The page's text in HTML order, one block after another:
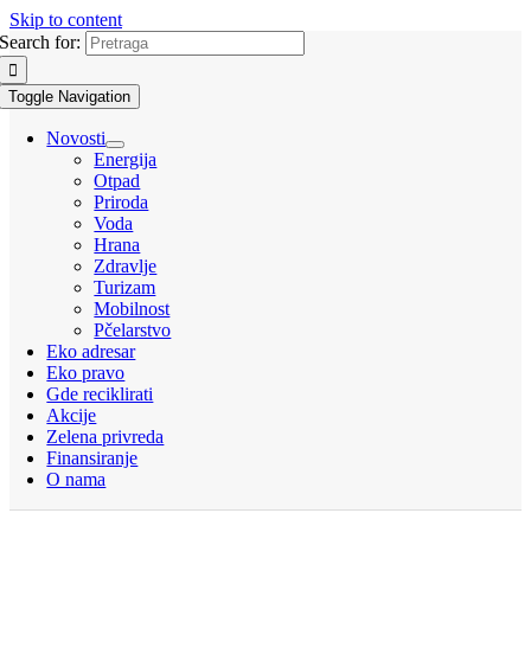
Skip to content
Search for:
Toggle Navigation
Novosti
Energija
Otpad
Priroda
Voda
Hrana
Zdravlje
Turizam
Mobilnost
Pčelarstvo
Eko adresar
Eko pravo
Gde reciklirati
Akcije
Zelena privreda
Finansiranje
O nama